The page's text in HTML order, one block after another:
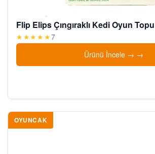
Flip Elips Çıngıraklı Kedi Oyun Topu
★★★★★7
Ürünü İncele →
OYUNCAK